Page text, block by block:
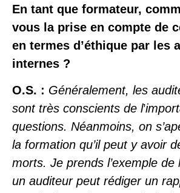
En tant que formateur,
vous la prise en compte de
en termes d’éthique par les
internes ?
O.S. : Généralement, les
sont très conscients de l’
questions. Néanmoins, on
la formation qu’il peut y avoir
morts. Je prends l’exemple
un auditeur peut rédiger un